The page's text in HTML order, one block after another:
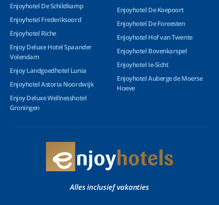
Enjoyhotel De Schildkamp
Enjoyhotel Frederiksoord
Enjoyhotel Riche
Enjoy Deluxe Hotel Spaander
Volendam
Enjoy Landgoedhotel Lunia
Enjoyhotel Astoria Noordwijk
Enjoy Deluxe Wellnesshotel
Groningen
Enjoyhotel De Koepoort
Enjoyhotel De Foreesten
Enjoyhotel Hof van Twente
Enjoyhotel Bovenkarspel
Enjoyhotel Ie-Sicht
Enjoyhotel Auberge de Moerse
Hoeve
Alles inclusief vakanties